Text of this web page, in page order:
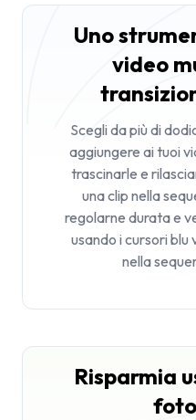
Uno
video
Scegli da più di
aggiungere ai tuoi
trascinarle e
una clip nella
regolarne durata e
usando i cursori blu
nella
Risparmia